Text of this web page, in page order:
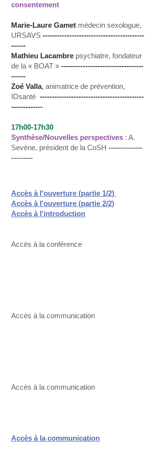
consentement
Marie-Laure Gamet médecin sexologue,
URSAVS ------------------------------------------
------
Mathieu Lacambre psychiatre, fondateur
de la « BOAT » ----------------------------------
------
Zoé Valla, animatrice de prévention,
IDsanté -------------------------------------------
-------------
17h00-17h30
Synthèse/Nouvelles perspectives : A.
Sevène, président de la CoSH --------------
---------
Accès à l'ouverture (partie 1/2)
Accès à l'ouverture (partie 2/2)
Accès à l'introduction
Accès à la conférence
Accès à la communication
Accès à la communication
Accès à la communication